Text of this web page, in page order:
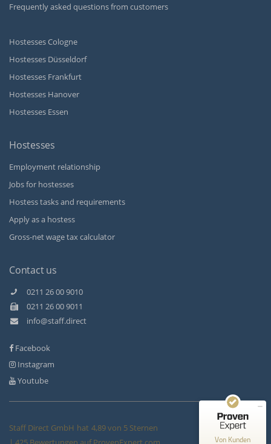
Frequently asked questions from customers
Hostesses Cologne
Hostesses Düsseldorf
Hostesses Frankfurt
Hostesses Hanover
Hostesses Essen
Hostesses
Employment relationship
Jobs for hostesses
Hostess tasks and requirements
Apply as a hostess
Gross-net wage tax calculator
Contact us
0211 26 00 9010
0211 26 00 9011
info@staff.direct
Facebook
Instagram
Youtube
Staff Direct GmbH hat 4,89von 5 Sternen
Von Kunden
146
Bewertungen auf
ProvenExpert.com
Bewertungen von 3
anderen Quellen